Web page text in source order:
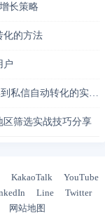
长策略
化的方法
户
自动转化的实操闭环
区筛选实战技巧分享
KakaoTalk
YouTube
Line
Twitter
网站地图